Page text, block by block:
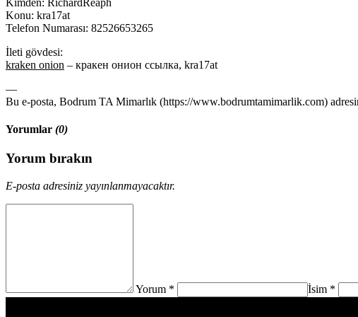
Konu: kra17at
Telefon Numarası: 82526653265
İleti gövdesi:
kraken onion – кракен онион ссылка, kra17at
—
Bu e-posta, Bodrum TA Mimarlık (https://www.bodrumtamimarlik.com)
Yorumlar (0)
Yorum bırakın
E-posta adresiniz yayınlanmayacaktır.
Yorum * İsim *